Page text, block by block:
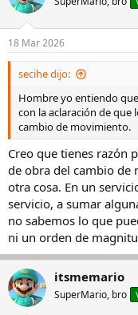
i
e
s
18 Mar 2026
secihe dijo:
Hombre yo entiendo
con la aclaración de que
cambio de movimiento.
Creo que tienes razón
de obra del cambio de
otra cosa. En un
servicio, a sumar
no sabemos lo que
ni un orden de
itsmemario
SuperMario, bro